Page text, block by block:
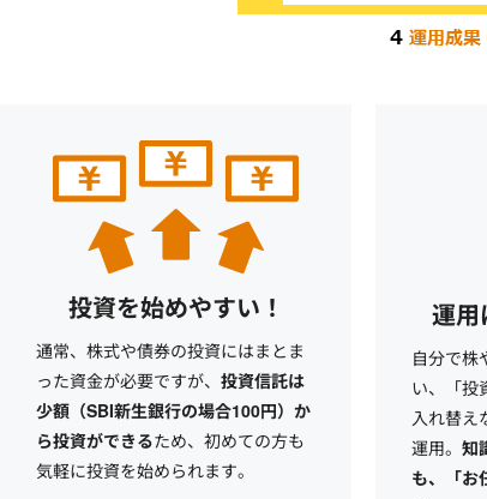
投資を始めやすい！
通常、株式や債券の投資にはまとま
った資金が必要ですが、 投資信託は
少額（SBI新生銀行の場合100円）か
ら投資ができるため、初めての方も
気軽に投資を始められます。
運用
自分で株
い、「投
入れ替え
運用。知
も、「お